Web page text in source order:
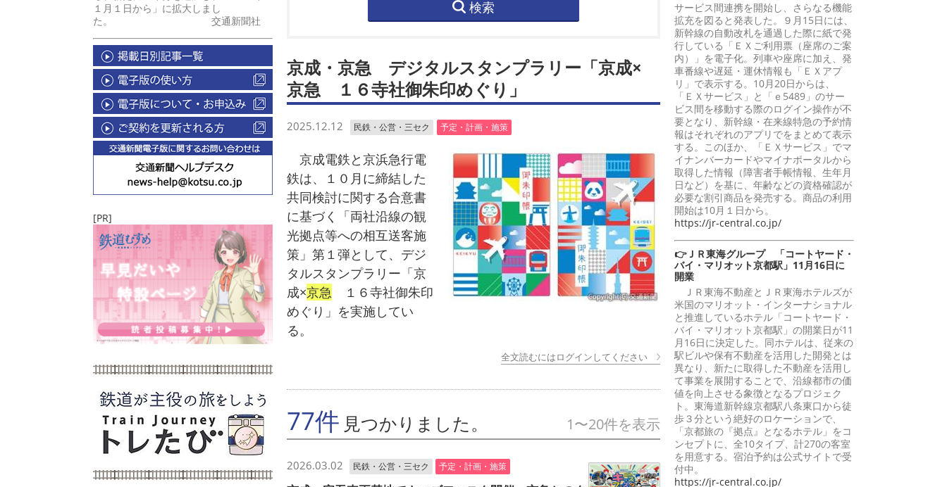
１月１日から」に拡大しまし
た。 交通新聞社
[PR]
検索
京成・京急 デジタルスタンプラリー「京成×
京急 １６寺社御朱印めぐり」
2025.12.12 民鉄・公営・三セク 予定・計画・施策
京成電鉄と京浜急行電
鉄は、１０月に締結した
共同検討に関する合意書
に基づく「両社沿線の観
光拠点等への相互送客施
策」第１弾として、デジ
タルスタンプラリー「京
成×京急 １６寺社御朱印
めぐり」を実施してい
る。
全文読むにはログインしてください
77件 見つかりました。 1〜20件を表示
2026.03.02 民鉄・公営・三セク 予定・計画・施策
サービス間連携を開始し、さらなる機能
拡充を図ると発表した。９月15日には、
新幹線の自動改札を通過した際に紙で発
行している「ＥＸご利用票（座席のご案
内）」を電子化。列車や座席に加え、発
車番線や遅延・運休情報も「ＥＸアプ
リ」で表示する。10月20日からは、
「ＥＸサービス」と「ｅ5489」のサー
ビス間を移動する際のログイン操作が不
要となり、新幹線・在来線特急の予約情
報はそれぞれのアプリでをまとめて表示
する。このほか、「ＥＸサービス」でマ
イナンバーカードやマイナポータルから
取得した情報（障害者手帳情報、生年月
日など）を基に、年齢などの資格確認が
必要な割引商品を発売する。商品の利用
開始は10月１日から。
https://jr-central.co.jp/
👉ＪＲ東海グループ 「コートヤード・
バイ・マリオット京都駅」11月16日に
開業
ＪＲ東海不動産とＪＲ東海ホテルズが
米国のマリオット・インターナショナル
と推進しているホテル「コートヤード・
バイ・マリオット京都駅」の開業日が11
月16日に決定した。同ホテルは、従来の
駅ビルや保有不動産を活用した開発とは
異なり、新たに取得した不動産を活用し
て事業を展開することで、沿線都市の価
値を向上させる象徴となるプロジェク
ト。東海道新幹線京都駅八条東口から徒
歩３分という絶好のロケーションで、
「京都旅の『拠点』となるホテル」をコ
ンセプトに、全10タイプ、計270の客室
を用意する。宿泊予約は公式サイトで受
付中。
https://jr-central.co.jp/